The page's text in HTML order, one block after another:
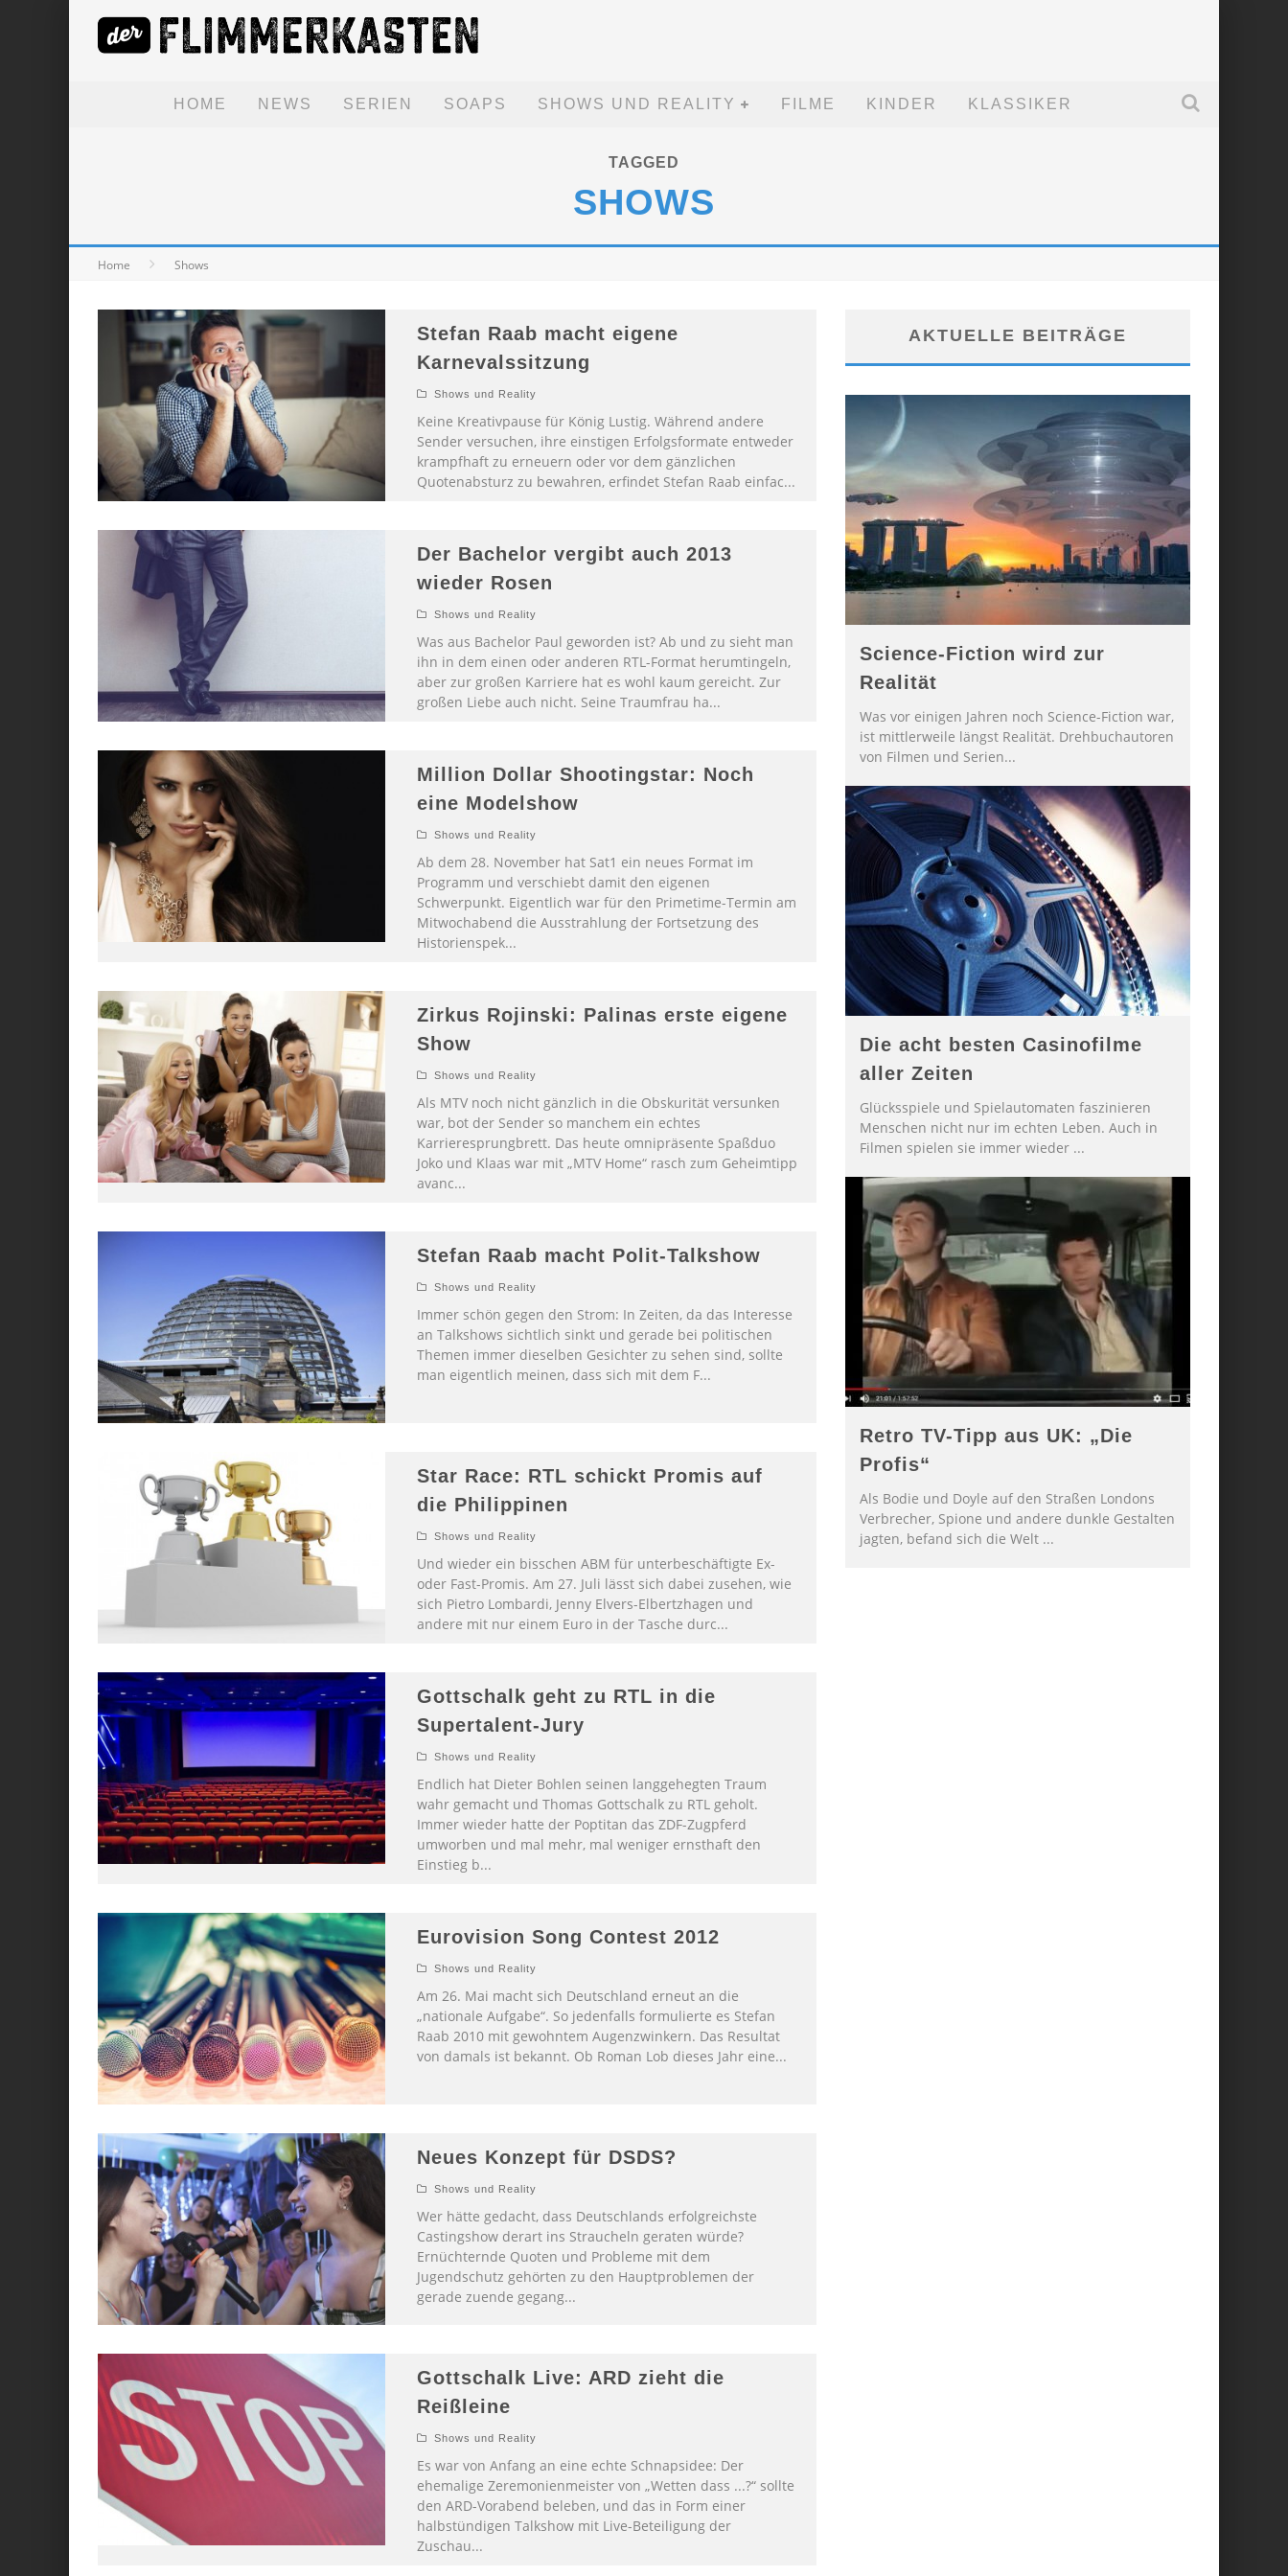
HOME NEWS SERIEN SOAPS SHOWS UND REALITY FILME KINDER KLASSIKER
TAGGED
SHOWS
Home Shows
Stefan Raab macht eigene
Karnevalssitzung
Shows und Reality
Keine Kreativpause für König Lustig. Während andere
Sender versuchen, ihre einstigen Erfolgsformate entweder
krampfhaft zu erneuern oder vor dem gänzlichen
Quotenabsturz zu bewahren, erfindet Stefan Raab einfac...
Der Bachelor vergibt auch 2013
wieder Rosen
Shows und Reality
Was aus Bachelor Paul geworden ist? Ab und zu sieht man
ihn in dem einen oder anderen RTL-Format herumtingeln,
aber zur großen Karriere hat es wohl kaum gereicht. Zur
großen Liebe auch nicht. Seine Traumfrau ha...
Million Dollar Shootingstar: Noch
eine Modelshow
Shows und Reality
Ab dem 28. November hat Sat1 ein neues Format im
Programm und verschiebt damit den eigenen
Schwerpunkt. Eigentlich war für den Primetime-Termin am
Mitwochabend die Ausstrahlung der Fortsetzung des
Historienspek...
Zirkus Rojinski: Palinas erste eigene
Show
Shows und Reality
Als MTV noch nicht gänzlich in die Obskurität versunken
war, bot der Sender so manchem ein echtes
Karrieresprungbrett. Das heute omnipräsente Spaßduo
Joko und Klaas war mit „MTV Home“ rasch zum Geheimtipp
avanc...
Stefan Raab macht Polit-Talkshow
Shows und Reality
Immer schön gegen den Strom: In Zeiten, da das Interesse
an Talkshows sichtlich sinkt und gerade bei politischen
Themen immer dieselben Gesichter zu sehen sind, sollte
man eigentlich meinen, dass sich mit dem F...
Star Race: RTL schickt Promis auf
die Philippinen
Shows und Reality
Und wieder ein bisschen ABM für unterbeschäftigte Ex-
oder Fast-Promis. Am 27. Juli lässt sich dabei zusehen, wie
sich Pietro Lombardi, Jenny Elvers-Elbertzhagen und
andere mit nur einem Euro in der Tasche durc...
Gottschalk geht zu RTL in die
Supertalent-Jury
Shows und Reality
Endlich hat Dieter Bohlen seinen langgehegten Traum
wahr gemacht und Thomas Gottschalk zu RTL geholt.
Immer wieder hatte der Poptitan das ZDF-Zugpferd
umworben und mal mehr, mal weniger ernsthaft den
Einstieg b...
Eurovision Song Contest 2012
Shows und Reality
Am 26. Mai macht sich Deutschland erneut an die
„nationale Aufgabe“. So jedenfalls formulierte es Stefan
Raab 2010 mit gewohntem Augenzwinkern. Das Resultat
von damals ist bekannt. Ob Roman Lob dieses Jahr eine...
Neues Konzept für DSDS?
Shows und Reality
Wer hätte gedacht, dass Deutschlands erfolgreichste
Castingshow derart ins Straucheln geraten würde?
Ernüchternde Quoten und Probleme mit dem
Jugendschutz gehörten zu den Hauptproblemen der
gerade zuende gegang...
Gottschalk Live: ARD zieht die
Reißleine
Shows und Reality
Es war von Anfang an eine echte Schnapsidee: Der
ehemalige Zeremonienmeister von „Wetten dass ...?“ sollte
den ARD-Vorabend beleben, und das in Form einer
halbstündigen Talkshow mit Live-Beteiligung der
Zuschau...
AKTUELLE BEITRÄGE
Science-Fiction wird zur
Realität
Was vor einigen Jahren noch Science-Fiction war,
ist mittlerweile längst Realität. Drehbuchautoren
von Filmen und Serien...
Die acht besten Casinofilme
aller Zeiten
Glücksspiele und Spielautomaten faszinieren
Menschen nicht nur im echten Leben. Auch in
Filmen spielen sie immer wieder ...
Retro TV-Tipp aus UK: „Die
Profis“
Als Bodie und Doyle auf den Straßen Londons
Verbrecher, Spione und andere dunkle Gestalten
jagten, befand sich die Welt ...